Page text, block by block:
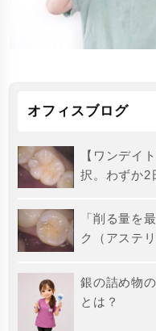
オフィスブログ
【ワンデイ
択。わずか2
「削る量を
ク（アステ
銀の詰め物
とは？